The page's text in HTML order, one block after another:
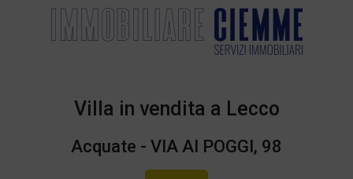
Villa in vendita a Lecco
Acquate - VIA AI POGGI, 98